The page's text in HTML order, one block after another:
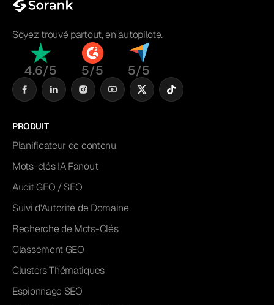
Soyez trouvé partout, en autopilote.
4.6/5 5/5 5/5
PRODUIT
Planificateur de contenu
Mots-clés IA Fanout
Audit GEO / SEO
Suivi d'Autorité de Domaine
Recherche de Mots-Clés
Classement GEO
Clusters Thématiques
Espionnage SEO